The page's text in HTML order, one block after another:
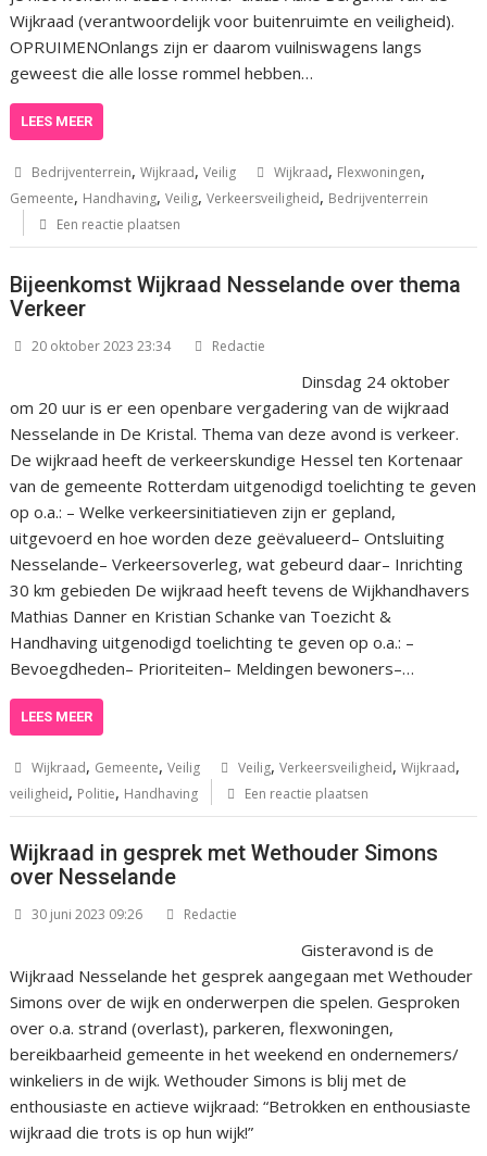
Wijkraad (verantwoordelijk voor buitenruimte en veiligheid).
OPRUIMENOnlangs zijn er daarom vuilniswagens langs
geweest die alle losse rommel hebben…
LEES MEER
Bedrijventerrein,Wijkraad,Veilig Wijkraad, Flexwoningen,
Gemeente, Handhaving,Veilig,Verkeersveiligheid, Bedrijventerrein
Een reactie plaatsen
Bijeenkomst Wijkraad Nesselande over thema
Verkeer
20 oktober 2023 23:34 Redactie
Dinsdag 24 oktober
om 20 uur is er een openbare vergadering van de wijkraad
Nesselande in De Kristal. Thema van deze avond is verkeer.
De wijkraad heeft de verkeerskundige Hessel ten Kortenaar
van de gemeente Rotterdam uitgenodigd toelichting te geven
op o.a.: – Welke verkeersinitiatieven zijn er gepland,
uitgevoerd en hoe worden deze geëvalueerd– Ontsluiting
Nesselande– Verkeersoverleg, wat gebeurd daar– Inrichting
30 km gebieden De wijkraad heeft tevens de Wijkhandhavers
Mathias Danner en Kristian Schanke van Toezicht &
Handhaving uitgenodigd toelichting te geven op o.a.: –
Bevoegdheden– Prioriteiten– Meldingen bewoners–…
LEES MEER
Wijkraad, Gemeente,Veilig Veilig,Verkeersveiligheid,Wijkraad,
veiligheid, Politie, Handhaving Een reactie plaatsen
Wijkraad in gesprek met Wethouder Simons
over Nesselande
30 juni 2023 09:26 Redactie
Gisteravond is de
Wijkraad Nesselande het gesprek aangegaan met Wethouder
Simons over de wijk en onderwerpen die spelen. Gesproken
over o.a. strand (overlast), parkeren, flexwoningen,
bereikbaarheid gemeente in het weekend en ondernemers/
winkeliers in de wijk. Wethouder Simons is blij met de
enthousiaste en actieve wijkraad: “Betrokken en enthousiaste
wijkraad die trots is op hun wijk!”